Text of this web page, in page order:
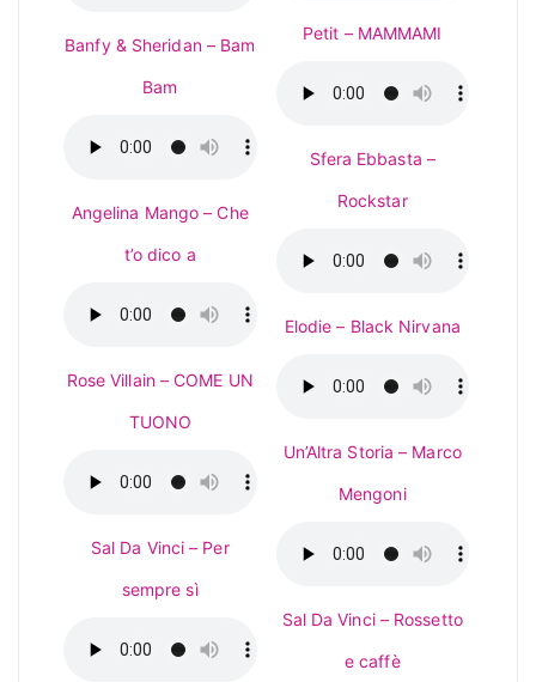
Banfy & Sheridan – Bam
Bam
Angelina Mango – Che
t’o dico a
Rose Villain – COME UN
TUONO
Sal Da Vinci – Per
sempre sì
Petit – MAMMAMI
Sfera Ebbasta –
Rockstar
Elodie – Black Nirvana
Un’Altra Storia – Marco
Mengoni
Sal Da Vinci – Rossetto
e caffè